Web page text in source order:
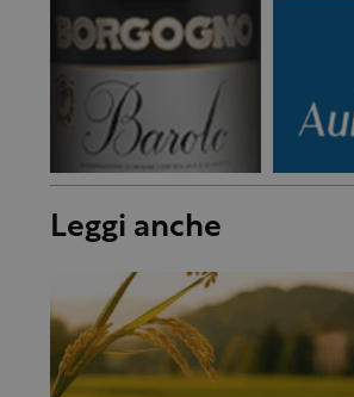
Leggi anche